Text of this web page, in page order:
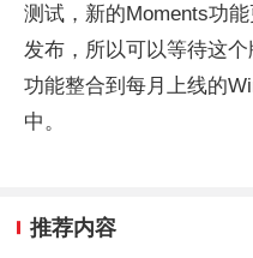
测试，新的Moments功
发布，所以可以等待这
功能整合到每月上线的
中。
推荐内容